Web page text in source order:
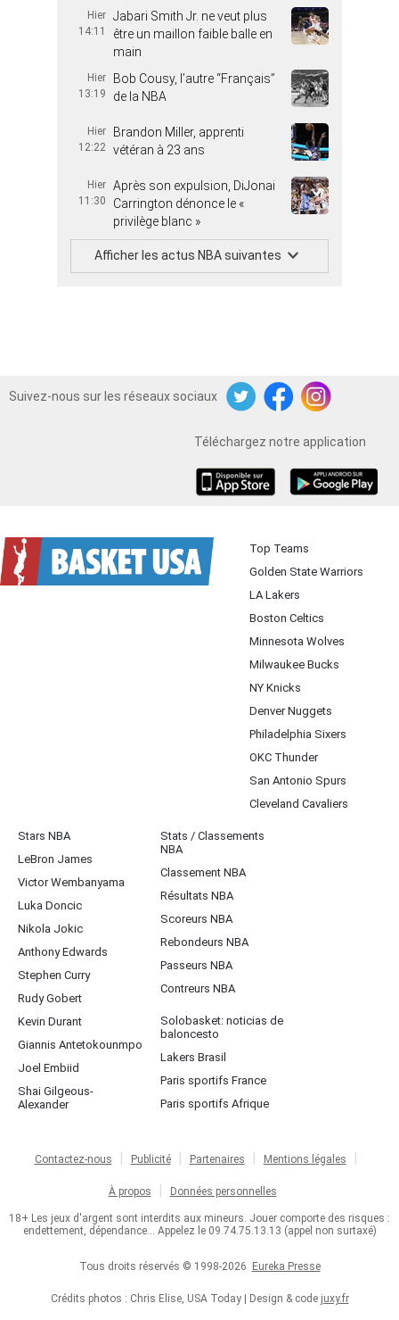
Hier
14:11
Jabari Smith Jr. ne veut plus
être un maillon faible balle en
main
Hier
13:19
Bob Cousy, l’autre “Français”
de la NBA
Hier
12:22
Brandon Miller, apprenti
vétéran à 23 ans
Hier
11:30
Après son expulsion, DiJonai
Carrington dénonce le «
privilège blanc »
Afficher les actus NBA suivantes
Suivez-nous sur les réseaux sociaux
TwitterFacebookInstagram
Téléchargez notre application
Top Teams
Golden State Warriors
LA Lakers
Boston Celtics
Minnesota Wolves
Milwaukee Bucks
NY Knicks
Denver Nuggets
Philadelphia Sixers
OKC Thunder
San Antonio Spurs
Cleveland Cavaliers
Stars NBA
LeBron James
Victor Wembanyama
Luka Doncic
Nikola Jokic
Anthony Edwards
Stephen Curry
Rudy Gobert
Kevin Durant
Giannis Antetokounmpo
Joel Embiid
Shai Gilgeous-
Alexander
Stats / Classements
NBA
Classement NBA
Résultats NBA
Scoreurs NBA
Rebondeurs NBA
Passeurs NBA
Contreurs NBA
Solobasket: noticias de
baloncesto
Lakers Brasil
Paris sportifs France
Paris sportifs Afrique
Contactez-nous Publicité Partenaires Mentions légales
À propos Données personnelles
18+ Les jeux d'argent sont interdits aux mineurs. Jouer comporte des risques :
endettement, dépendance... Appelez le 09.74.75.13.13 (appel non surtaxé)
Tous droits réservés © 1998-2026 Eureka Presse
Crédits photos : Chris Elise, USA Today | Design & code juxy.fr